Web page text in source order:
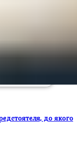
до якого